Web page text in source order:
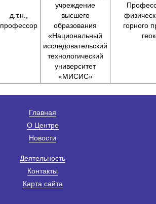
д.т.н.,
профессор
учреждение
высшего
образования
«Национальный
исследовательский
технологический
университет
«МИСИС»
горного
Главная
О Центре
Новости
Деятельность
Контакты
Карта сайта